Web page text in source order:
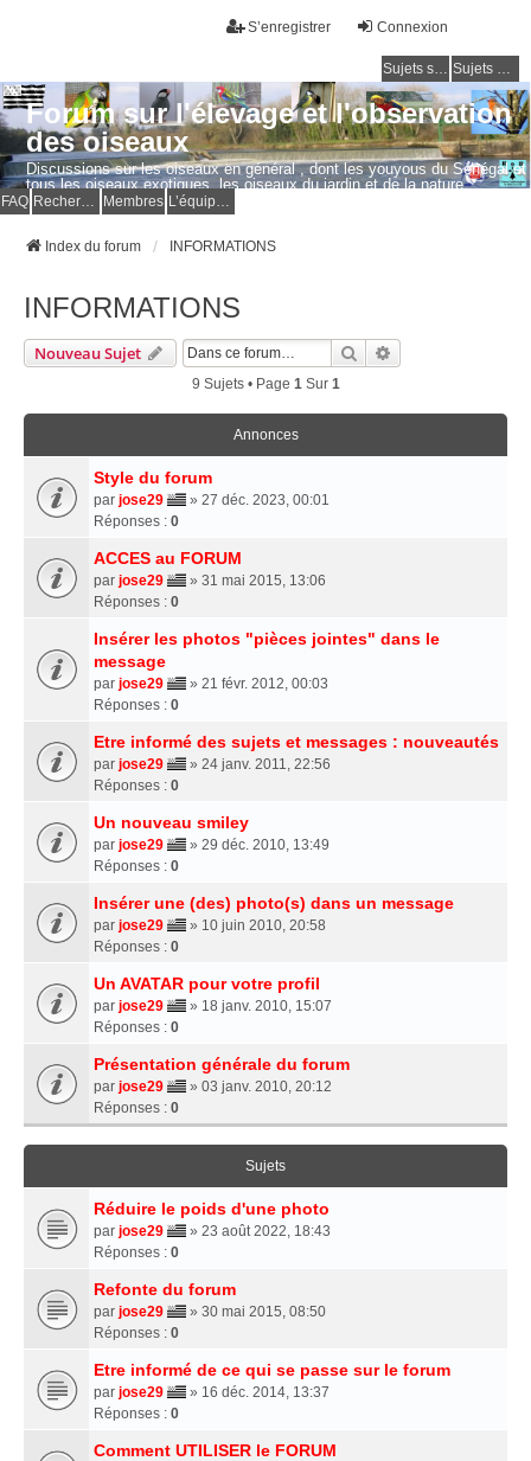
Connexion
S’enregistrer
Sujets sans réponse Sujets actifs
Forum sur l'élevage et l'observation
des oiseaux
Discussions sur les oiseaux en général , dont les youyous du Sénégal et
tous les oiseaux exotiques, les oiseaux du jardin et de la nature.
Questions, photos, expériences.
FAQ Membres
Index du forum INFORMATIONS
INFORMATIONS
Nouveau Sujet Rechercher
9 Sujets • Page 1 Sur 1
Annonces
Style du forum
par jose29
» 27 déc. 2023, 00:01
Réponses : 0
ACCES au FORUM
par jose29
» 31 mai 2015, 13:06
Réponses : 0
Insérer les photos "pièces jointes" dans le
message
par jose29
» 21 févr. 2012, 00:03
Réponses : 0
Etre informé des sujets et messages : nouveautés
par jose29
» 24 janv. 2011, 22:56
Réponses : 0
Un nouveau smiley
par jose29
» 29 déc. 2010, 13:49
Réponses : 0
Insérer une (des) photo(s) dans un message
par jose29
» 10 juin 2010, 20:58
Réponses : 0
Un AVATAR pour votre profil
par jose29
» 18 janv. 2010, 15:07
Réponses : 0
Présentation générale du forum
par jose29
» 03 janv. 2010, 20:12
Réponses : 0
Sujets
Réduire le poids d'une photo
par jose29
» 23 août 2022, 18:43
Réponses : 0
Refonte du forum
par jose29
» 30 mai 2015, 08:50
Réponses : 0
Etre informé de ce qui se passe sur le forum
par jose29
» 16 déc. 2014, 13:37
Réponses : 0
Comment UTILISER le FORUM